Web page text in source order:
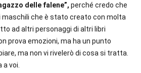
delle falene”, perché credo che
maschili che è stato creato con molta
ad altri personaggi di altri libri
prova emozioni, ma ha un punto
ma non vi rivelerò di cosa si tratta.
voi.